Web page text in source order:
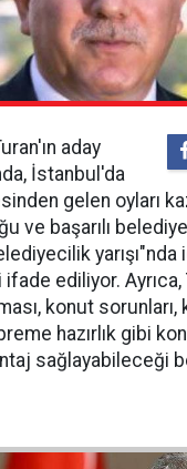
aday
İstanbul'da
gelen oyları
ve başarılı
yarışı"nda
ediliyor. Ayrıca,
konut sorunları,
hazırlık gibi
sağlayabileceği